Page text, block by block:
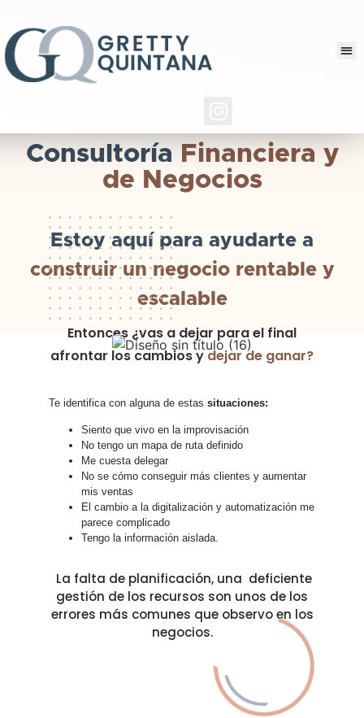
Consultoría Financiera y
de Negocios
Estoy aquí para ayudarte a
construir un negocio rentable y
escalable
Entonces ¿vas a dejar para el final
afrontar los cambios ydejar de ganar?
Te identifica con alguna de estas situaciones:
Siento que vivo en la improvisación
No tengo un mapa de ruta definido
Me cuesta delegar
No se cómo conseguir más clientes y aumentar
mis ventas
El cambio a la digitalización y automatización me
parece complicado
Tengo la información aislada.
La falta de planificación, una deficiente
gestión de los recursos son unos de los
errores más comunes que observo en los
negocios.